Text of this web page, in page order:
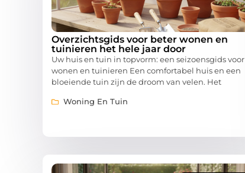
Overzichtsgids voor beter wonen en
tuinieren het hele jaar door
Uw huis en tuin in topvorm: een seizoensgids voor
wonen en tuinieren Een comfortabel huis en een
bloeiende tuin zijn de droom van velen. Het
Woning En Tuin